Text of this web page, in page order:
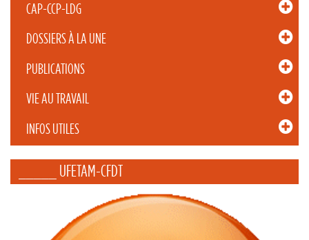
CAP-CCP-LDG
DOSSIERS À LA UNE
PUBLICATIONS
VIE AU TRAVAIL
INFOS UTILES
_____ UFETAM-CFDT